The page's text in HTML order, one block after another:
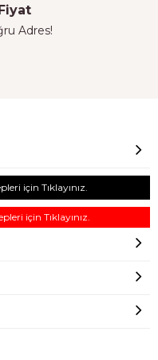
Adres!
için Tıklayınız.
için Tıklayınız.